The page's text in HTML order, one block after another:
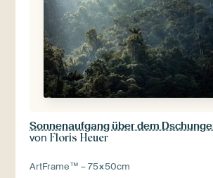
vonFloris Heuer
ArtFrame™ –75×50cm